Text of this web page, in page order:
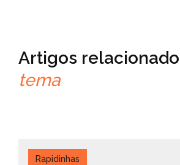
Artigos
tema
Rapidinhas